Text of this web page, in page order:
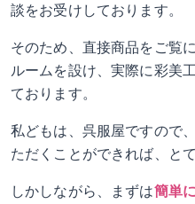
談をお受けしております。
そのため、直接商品をご覧
ルームを設け、実際に彩美
ております。
私どもは、呉服屋ですので
ただくことができれば、と
しかしながら、まずは簡単